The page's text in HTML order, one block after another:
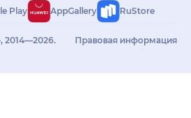
Play AppGallery RuStore
2014—2026.
Правовая информация